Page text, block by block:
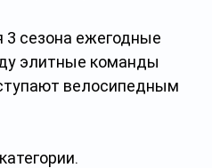
3 сезона ежегодные
элитные команды
велосипедным